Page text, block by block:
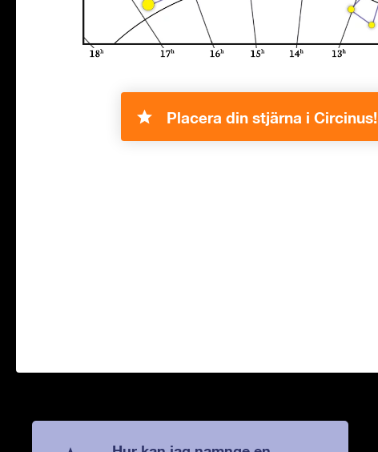
Placera din stjärna i Circinus!